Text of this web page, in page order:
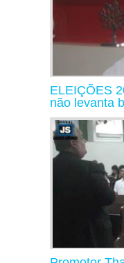
ELEIÇÕES
não levanta